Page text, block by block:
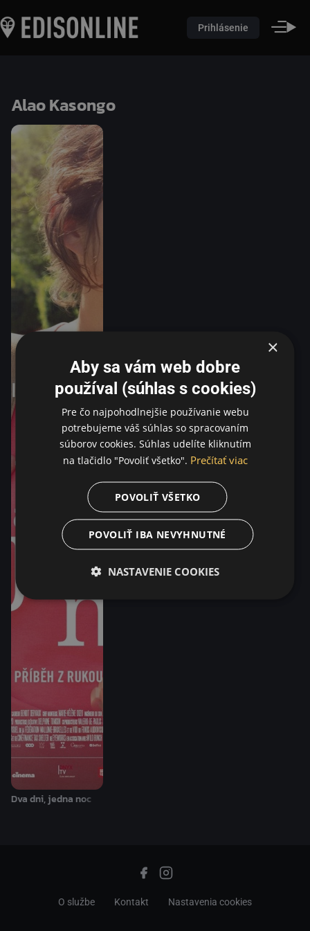
Prihlásenie
Alao Kasongo
Dva dni, jedna noc
O službe Kontakt Nastavenia cookies
×
Aby sa vám web dobre
používal (súhlas s cookies)
Pre čo najpohodlnejšie používanie webu
potrebujeme váš súhlas so spracovaním
súborov cookies. Súhlas udelíte kliknutím
na tlačidlo "Povoliť všetko". Prečítať viac
POVOLIŤ VŠETKO
POVOLIŤ IBA NEVYHNUTNÉ
NASTAVENIE COOKIES